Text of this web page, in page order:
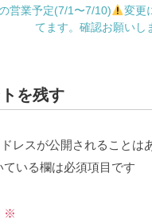
営業予定(7/1〜7/10)
変更
てます。確認お願いし
を残す
レスが公開されることは
ている欄は必須項目です
※